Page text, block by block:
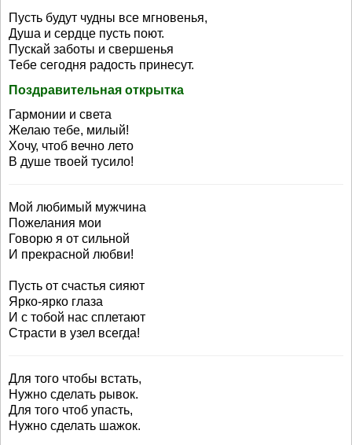
Пусть будут чудны все мгновенья,
Душа и сердце пусть поют.
Пускай заботы и свершенья
Тебе сегодня радость принесут.
Поздравительная открытка
Гармонии и света
Желаю тебе, милый!
Хочу, чтоб вечно лето
В душе твоей тусило!
Мой любимый мужчина
Пожелания мои
Говорю я от сильной
И прекрасной любви!
Пусть от счастья сияют
Ярко-ярко глаза
И с тобой нас сплетают
Страсти в узел всегда!
Для того чтобы встать,
Нужно сделать рывок.
Для того чтоб упасть,
Нужно сделать шажок.